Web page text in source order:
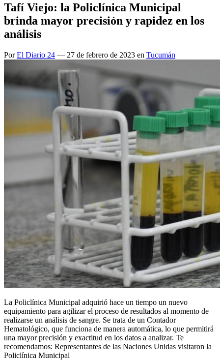
Tafí Viejo: la Policlínica Municipal
brinda mayor precisión y rapidez en los
análisis
PorEl Diario 24 — 27 de febrero de 2023 en Tucumán
La Policlínica Municipal adquirió hace un tiempo un nuevo
equipamiento para agilizar el proceso de resultados al momento de
realizarse un análisis de sangre. Se trata de un Contador
Hematológico, que funciona de manera automática, lo que permitirá
una mayor precisión y exactitud en los datos a analizar. Te
recomendamos: Representantes de las Naciones Unidas visitaron la
Policlínica Municipal